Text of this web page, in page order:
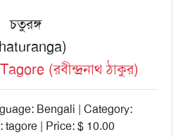
চতুরঙ্গ
(রবীন্দ্রনাথ ঠাকুর)
Bengali | Category:
tagore | Price: $ 10.00